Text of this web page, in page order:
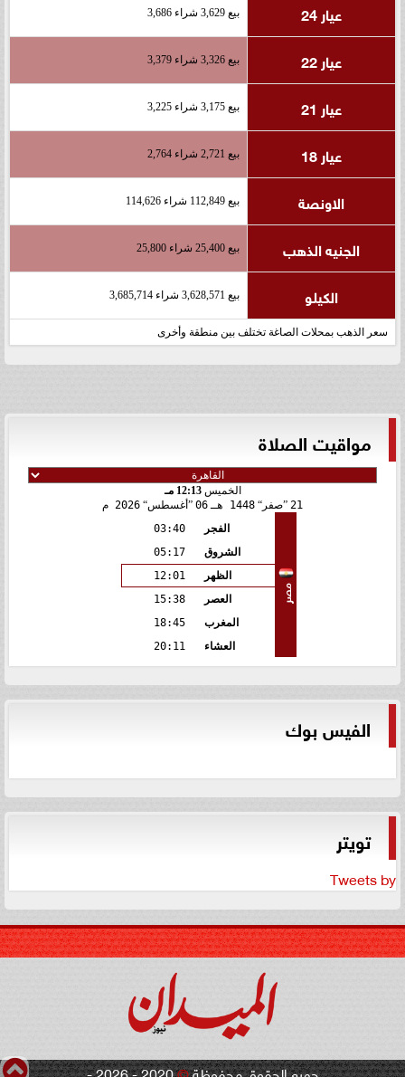
عيار 24
بيع 3,629 شراء 3,686
عيار 22 بيع 3,326 شراء 3,379
عيار 21 بيع 3,175 شراء 3,225
عيار 18 بيع 2,721 شراء 2,764
الاونصة بيع 112,849 شراء 114,626
الجنيه الذهب بيع 25,400 شراء 25,800
الكيلو بيع 3,628,571 شراء 3,685,714
سعر الذهب بمحلات الصاغة تختلف بين منطقة وأخرى
مواقيت الصلاة
الخميس12:13 مـ
21 صفر 1448 هـ 06 أغسطس 2026 م
مصر
الفجر
03:40
الشروق
05:17
الظهر
12:01
العصر
15:38
المغرب
18:45
العشاء
20:11
الفيس بوك
تويتر
Tweets by